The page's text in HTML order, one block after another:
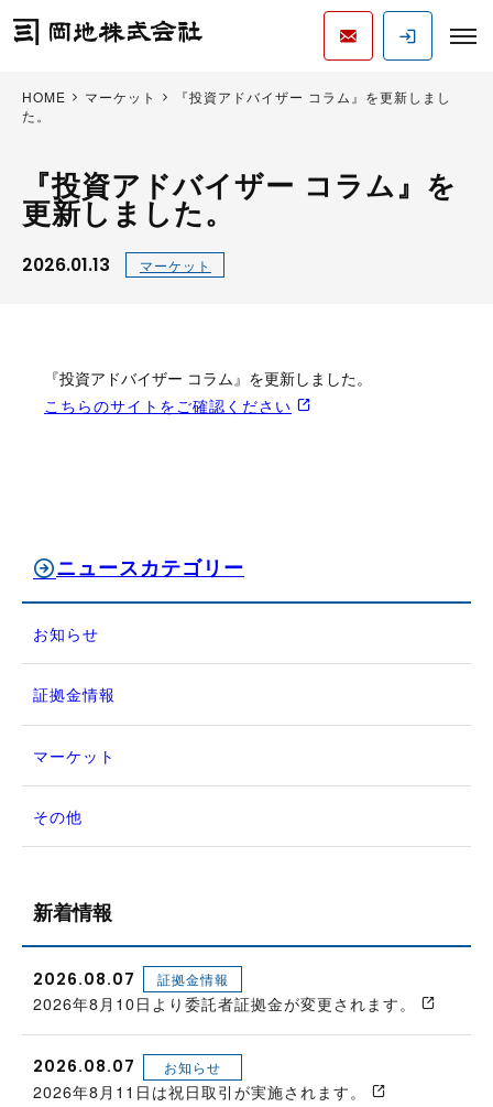
HOME マーケット
『投資アドバイザー コラム』を更新しまし
た。
『投資アドバイザー コラム』を
更新しました。
2026.01.13 マーケット
『投資アドバイザー コラム』を更新しました。
こちらのサイトをご確認ください
ニュースカテゴリー
お知らせ
証拠金情報
マーケット
その他
新着情報
2026.08.07 証拠金情報
2026年8月10日より委託者証拠金が変更されます。
2026.08.07 お知らせ
2026年8月11日は祝日取引が実施されます。